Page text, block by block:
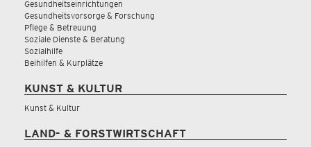
Gesundheitseinrichtungen
Gesundheitsvorsorge & Forschung
Pflege & Betreuung
Soziale Dienste & Beratung
Sozialhilfe
Beihilfen & Kurplätze
KUNST & KULTUR
Kunst & Kultur
LAND- & FORSTWIRTSCHAFT